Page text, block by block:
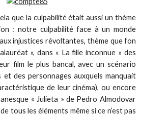
que la culpabilité était aussi un thème
: notre culpabilité face à un monde
injustices révoltantes, thème que l’on
», dans « La fille inconnue » des
film le plus bancal, avec un scénario
des personnages auxquels manquait
de leur cinéma), ou encore
« Julieta » de Pedro Almodovar
tous les éléments même si ce n’est pas